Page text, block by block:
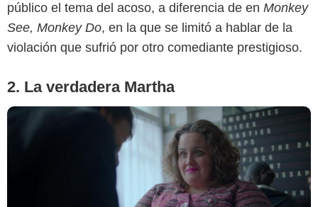
público el tema del acoso, a diferencia de en Monkey
See, Monkey Do, en la que se limitó a hablar de la
violación que sufrió por otro comediante prestigioso.
2. La verdadera Martha